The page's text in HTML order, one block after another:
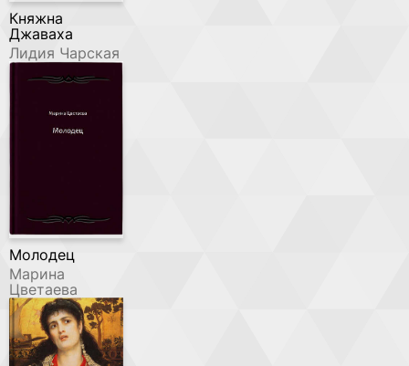
Княжна
Джаваха
Лидия Чарская
Молодец
Марина
Цветаева